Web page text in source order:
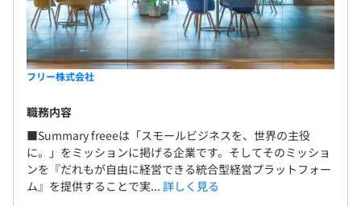
フリー株式会社
職務内容
■Summary freeeは「スモールビジネスを、世界の主役
に。」をミッションに掲げる企業です。そしてそのミッショ
ンを『だれもが自由に経営できる統合型経営プラットフォー
ム』を提供することで実... 詳しく見る